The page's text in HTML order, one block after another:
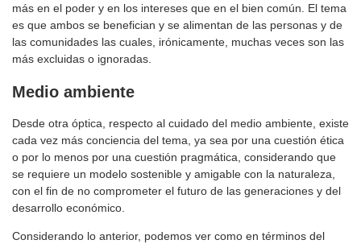
más en el poder y en los intereses que en el bien común. El tema
es que ambos se benefician y se alimentan de las personas y de
las comunidades las cuales, irónicamente, muchas veces son las
más excluidas o ignoradas.
Medio ambiente
Desde otra óptica, respecto al cuidado del medio ambiente, existe
cada vez más conciencia del tema, ya sea por una cuestión ética
o por lo menos por una cuestión pragmática, considerando que
se requiere un modelo sostenible y amigable con la naturaleza,
con el fin de no comprometer el futuro de las generaciones y del
desarrollo económico.
Considerando lo anterior, podemos ver como en términos del